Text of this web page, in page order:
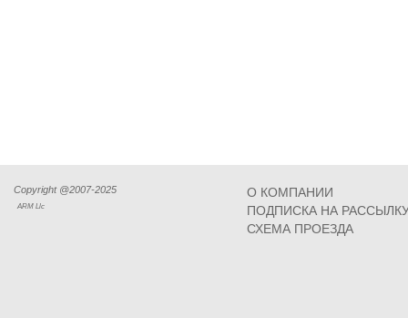
Copyright @2007-2025
ARM Llc
О КОМПАНИИ
ПОДПИСКА НА
СХЕМА ПРОЕЗДА